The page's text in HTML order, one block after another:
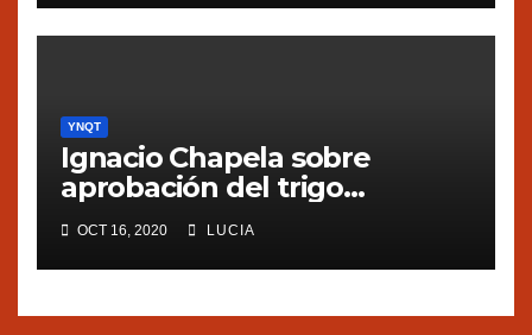
YNQT
Ignacio Chapela sobre
aprobación del trigo
transgénico en Argentina
OCT 16, 2020 LUCIA